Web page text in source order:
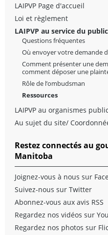
LAIPVP Page d'accueil
Loi et règlement
LAIPVP au service du public
Questions fréquentes
Où envoyer votre demande
Comment présenter une
comment déposer une
Rôle de l’ombudsman
Ressources
LAIPVP au organismes
Au sujet du site/
Restez connectés au
Manitoba
Joignez-vous à nous sur
Suivez-nous sur Twitter
Abonnez-vous aux avis RSS
Regardez nos vidéos sur
Regardez nos photos sur